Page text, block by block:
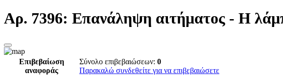
Αρ. 7396: Επανάληψη αιτήματος - Η
Επιβεβαίωση
αναφοράς
Σύνολο επιβεβαιώσεων: 0
Παρακαλώ συνδεθείτε για να επιβεβαιώσετε